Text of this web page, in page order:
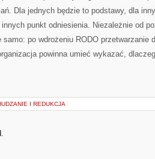
Dla jednych będzie to podstawy, dla
punkt odniesienia. Niezależnie od
po wdrożeniu RODO przetwarzanie
powinna umieć wykazać,
I REDUKCJA